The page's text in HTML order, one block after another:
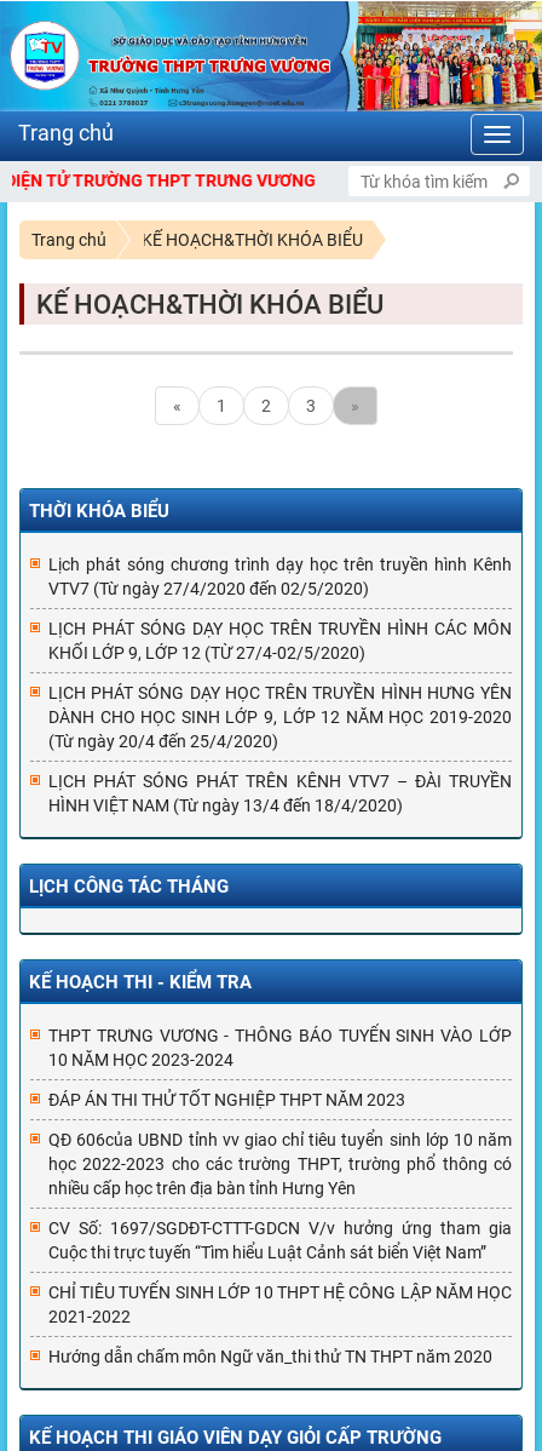
TỬ TRƯỜNG THPT TRƯNG VƯƠNG
Trang chủ KẾ HOẠCH&THỜI KHÓA BIỂU
KẾ HOẠCH&THỜI KHÓA BIỂU
« 1 2 3 »
THỜI KHÓA BIỂU
Lịch phát sóng chương trình dạy học trên truyền hình Kênh
VTV7 (Từ ngày 27/4/2020 đến 02/5/2020)
LỊCH PHÁT SÓNG DẠY HỌC TRÊN TRUYỀN HÌNH CÁC MÔN
KHỐI LỚP 9, LỚP 12 (TỪ 27/4-02/5/2020)
LỊCH PHÁT SÓNG DẠY HỌC TRÊN TRUYỀN HÌNH HƯNG YÊN
DÀNH CHO HỌC SINH LỚP 9, LỚP 12 NĂM HỌC 2019-2020
(Từ ngày 20/4 đến 25/4/2020)
LỊCH PHÁT SÓNG PHÁT TRÊN KÊNH VTV7 – ĐÀI TRUYỀN
HÌNH VIỆT NAM (Từ ngày 13/4 đến 18/4/2020)
LỊCH CÔNG TÁC THÁNG
KẾ HOẠCH THI - KIỂM TRA
THPT TRƯNG VƯƠNG - THÔNG BÁO TUYỂN SINH VÀO LỚP
10 NĂM HỌC 2023-2024
ĐÁP ÁN THI THỬ TỐT NGHIỆP THPT NĂM 2023
QĐ 606của UBND tỉnh vv giao chỉ tiêu tuyển sinh lớp 10 năm
học 2022-2023 cho các trường THPT, trường phổ thông có
nhiều cấp học trên địa bàn tỉnh Hưng Yên
CV Số: 1697/SGDĐT-CTTT-GDCN V/v hưởng ứng tham gia
Cuộc thi trực tuyến “Tìm hiểu Luật Cảnh sát biển Việt Nam”
CHỈ TIÊU TUYỂN SINH LỚP 10 THPT HỆ CÔNG LẬP NĂM HỌC
2021-2022
Hướng dẫn chấm môn Ngữ văn_thi thử TN THPT năm 2020
KẾ HOẠCH THI GIÁO VIÊN DẠY GIỎI CẤP TRƯỜNG